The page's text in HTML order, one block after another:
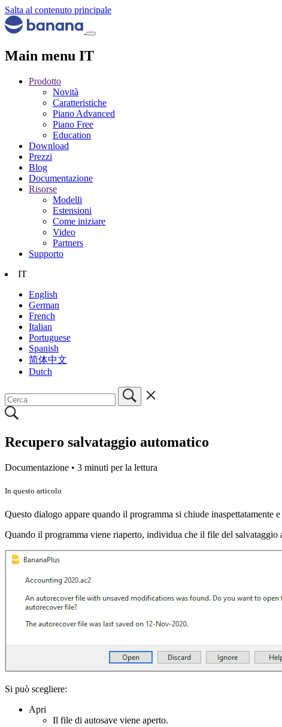
Salta al contenuto principale
Main menu IT
Prodotto
Novità
Caratteristiche
Piano Advanced
Piano Free
Education
Download
Prezzi
Blog
Documentazione
Risorse
Modelli
Estensioni
Come iniziare
Video
Partners
Supporto
IT
English
German
French
Italian
Portuguese
Spanish
简体中文
Dutch
Recupero salvataggio automatico
Documentazione • 3 minuti per la lettura
In questo articolo
Questo dialogo appare quando il programma si chiude
Quando il programma viene riaperto, individua che il file del salvataggio
Si può scegliere:
Apri
Il file di autosave viene aperto.